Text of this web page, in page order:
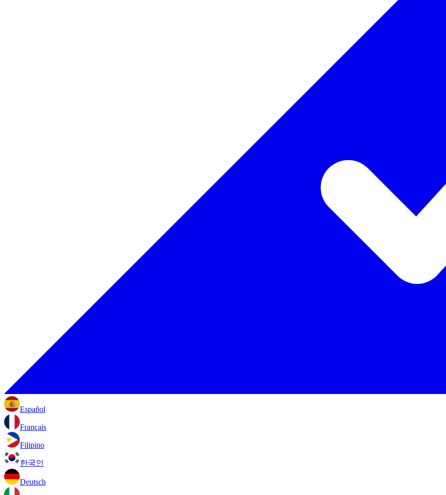
Español
Français
Filipino
한국인
Deutsch